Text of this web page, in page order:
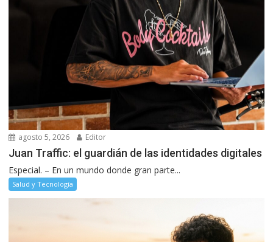
agosto 5, 2026 Editor
Juan Traffic: el guardián de las identidades digitales
Especial. – En un mundo donde gran parte...
Salud y Tecnología